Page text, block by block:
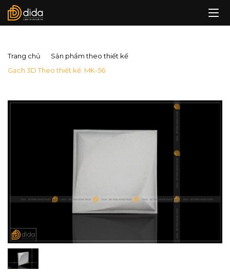
Trang chủ
Sản phẩm theo thiết kế
Gạch 3D Theo thiết kế: MK-56